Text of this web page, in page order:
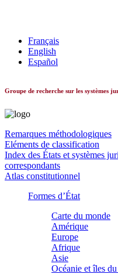
Français
English
Español
Groupe de recherche sur les systèmes
Remarques méthodologiques
Eléments de classification
Index des États et systèmes
correspondants
Atlas constitutionnel
Formes d’État
Carte du monde
Amérique
Europe
Afrique
Asie
Océanie et îles